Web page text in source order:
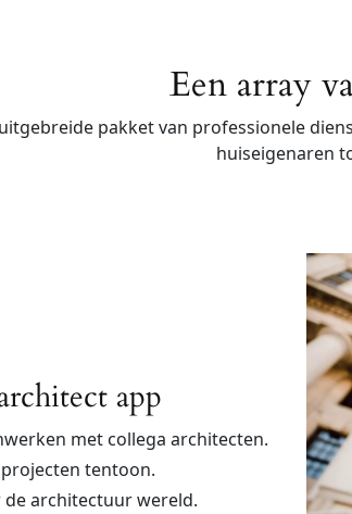
Een array
pakket van professionele
huiseigenaren
app
met collega architecten.
tentoon.
de architectuur wereld.